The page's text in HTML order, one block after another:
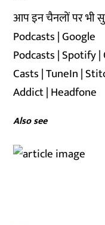
आप इन चैनलों पर भी
Podcasts|Google
Podcasts|Spotify|
Casts|TuneIn|
Addict|Headfone
Also see